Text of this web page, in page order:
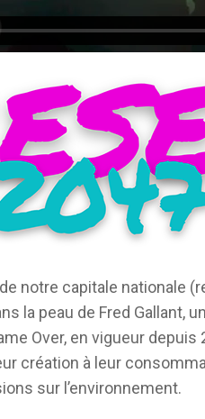
notre capitale nationale
la peau de Fred Gallant,
Over, en vigueur
création à leur
sur l’environnement.